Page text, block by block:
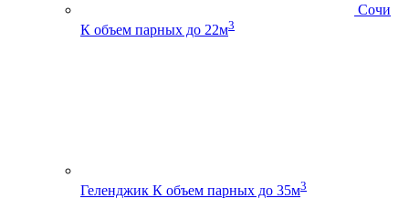
Сочи
К объем парных до 22м3
Геленджик К объем парных до 35м3